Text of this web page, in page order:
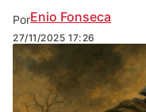
PorEnio Fonseca
27/11/2025 17:26